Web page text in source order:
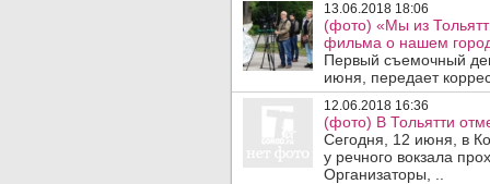
13.06.2018 18:06
(фото) «Мы из
фильма о нашем
Первый съемочный
июня, передает
12.06.2018 16:36
(фото) В Тольятти
Сегодня, 12 июня, в
у речного вокзала
Организаторы, ..